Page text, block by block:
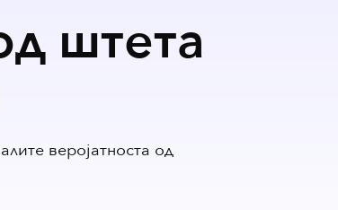
штета
веројатноста од